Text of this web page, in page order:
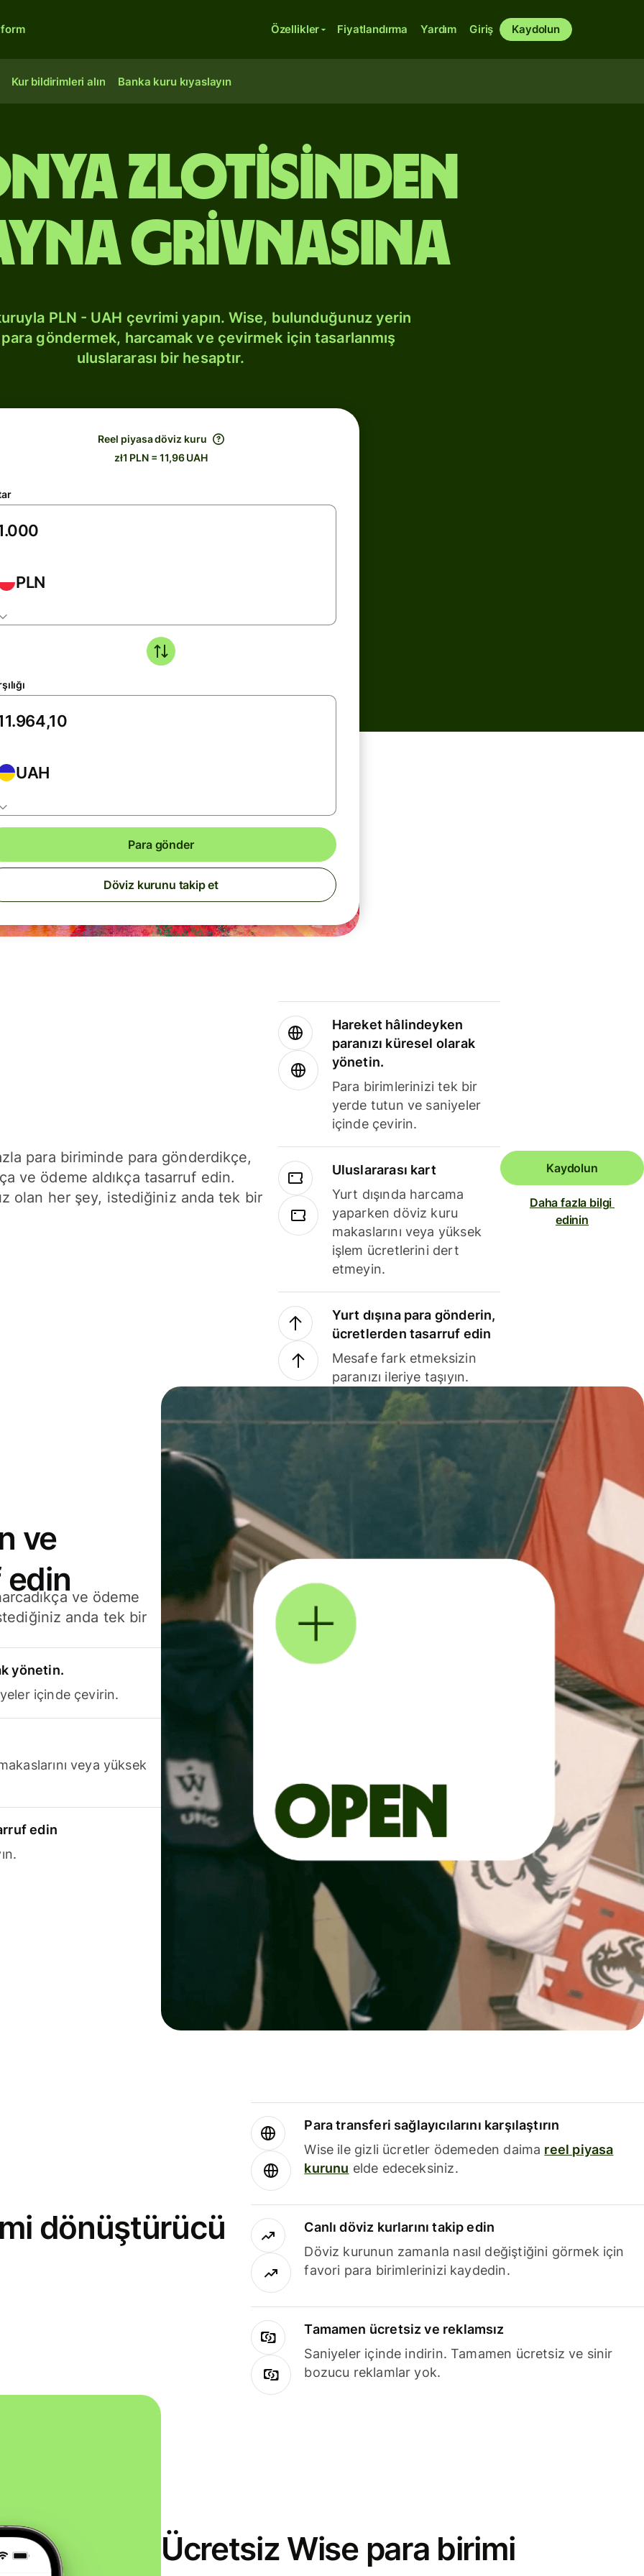
Özellikler Fiyatlandırma Yardım Giriş Kaydolun
Kur bildirimleri alın Banka kuru kıyaslayın
zlotisinden
grivnasına
PLN - UAH çevrimi yapın. Wise, bulunduğunuz yerin
göndermek, harcamak ve çevirmek için tasarlanmış
uluslararası bir hesaptır.
Reel piyasa döviz kuru
zł1 PLN = 11,96 UAH
PLN
UAH
Para gönder
Döviz kurunu takip et
para biriminde para gönderdikçe,
ve ödeme aldıkça tasarruf edin.
olan her şey, istediğiniz anda tek bir
Hareket hâlindeyken
paranızı küresel olarak
yönetin.
Para birimlerinizi tek bir
yerde tutun ve saniyeler
içinde çevirin.
Uluslararası kart
Yurt dışında harcama
yaparken döviz kuru
makaslarını veya yüksek
işlem ücretlerini dert
etmeyin.
Yurt dışına para gönderin,
ücretlerden tasarruf edin
Mesafe fark etmeksizin
paranızı ileriye taşıyın.
Kaydolun
Daha fazla bilgi
edinin
ve
edinve ödeme
anda tek bir
yönetin.
içinde çevirin.
veya yüksek
edin
dönüştürücü
Para transferi sağlayıcılarını karşılaştırın
Wise ile gizli ücretler ödemeden daima reel piyasa
kurunu elde edeceksiniz.
Canlı döviz kurlarını takip edin
Döviz kurunun zamanla nasıl değiştiğini görmek için
favori para birimlerinizi kaydedin.
Tamamen ücretsiz ve reklamsız
Saniyeler içinde indirin. Tamamen ücretsiz ve sinir
bozucu reklamlar yok.
Ücretsiz Wise para birimi